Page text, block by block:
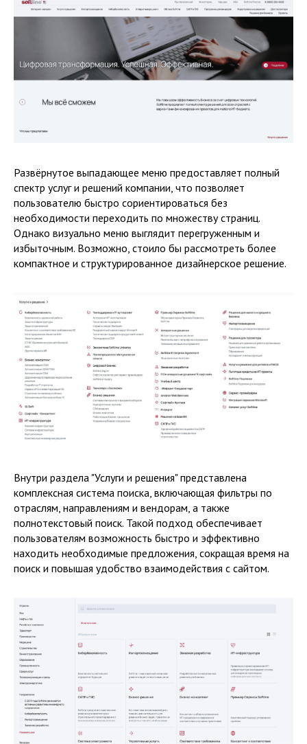
Развёрнутое выпадающее меню предоставляет полный
спектр услуг и решений компании, что позволяет
пользователю быстро сориентироваться без
необходимости переходить по множеству страниц.
Однако визуально меню выглядит перегруженным и
избыточным. Возможно, стоило бы рассмотреть более
компактное и структурированное дизайнерское решение.
Внутри раздела "Услуги и решения" представлена
комплексная система поиска, включающая фильтры по
отраслям, направлениям и вендорам, а также
полнотекстовый поиск. Такой подход обеспечивает
пользователям возможность быстро и эффективно
находить необходимые предложения, сокращая время на
поиск и повышая удобство взаимодействия с сайтом.